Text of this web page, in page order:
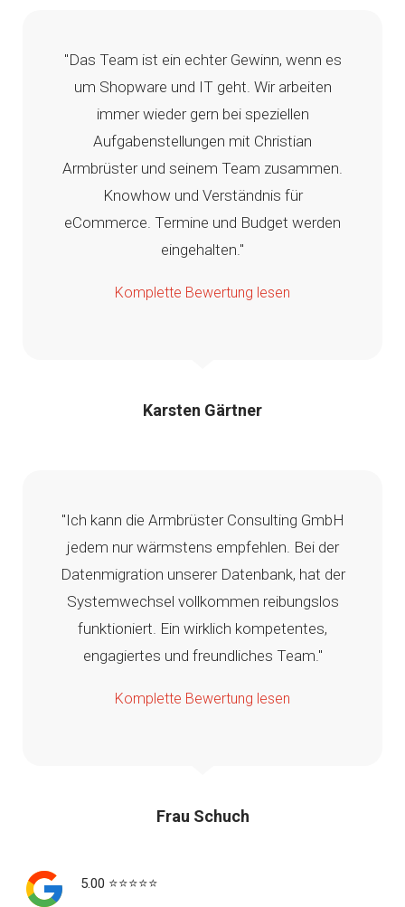
"Das Team ist ein echter Gewinn, wenn es
um Shopware und IT geht. Wir arbeiten
immer wieder gern bei speziellen
Aufgabenstellungen mit Christian
Armbrüster und seinem Team zusammen.
Knowhow und Verständnis für
eCommerce. Termine und Budget werden
eingehalten."
Komplette Bewertung lesen
Karsten Gärtner
"Ich kann die Armbrüster Consulting GmbH
jedem nur wärmstens empfehlen. Bei der
Datenmigration unserer Datenbank, hat der
Systemwechsel vollkommen reibungslos
funktioniert. Ein wirklich kompetentes,
engagiertes und freundliches Team."
Komplette Bewertung lesen
Frau Schuch
5.00 ⭐️⭐️⭐️⭐️⭐️